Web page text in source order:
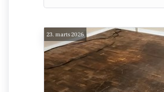
23. marts 2026